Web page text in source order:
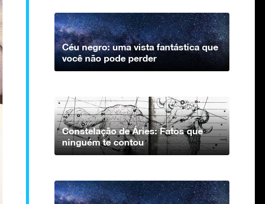
Céu negro: uma vista fantástica que
você não pode perder
Constelação de Áries: Fatos que
ninguém te contou